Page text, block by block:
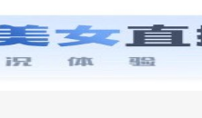
零基础学英语 小学英语